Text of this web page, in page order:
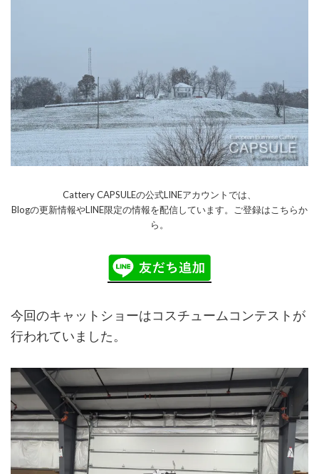
Cattery CAPSULEの公式LINEアカウントでは、
Blogの更新情報やLINE限定の情報を配信しています。ご登録はこちらか
ら。
今回のキャットショーはコスチュームコンテストが
行われていました。